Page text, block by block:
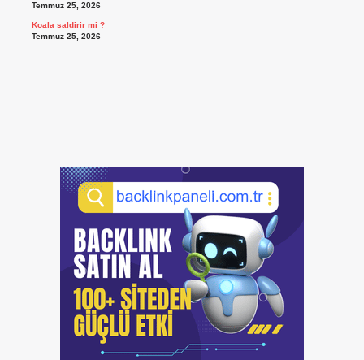
Temmuz 25, 2026
Koala saldirir mi ?
Temmuz 25, 2026